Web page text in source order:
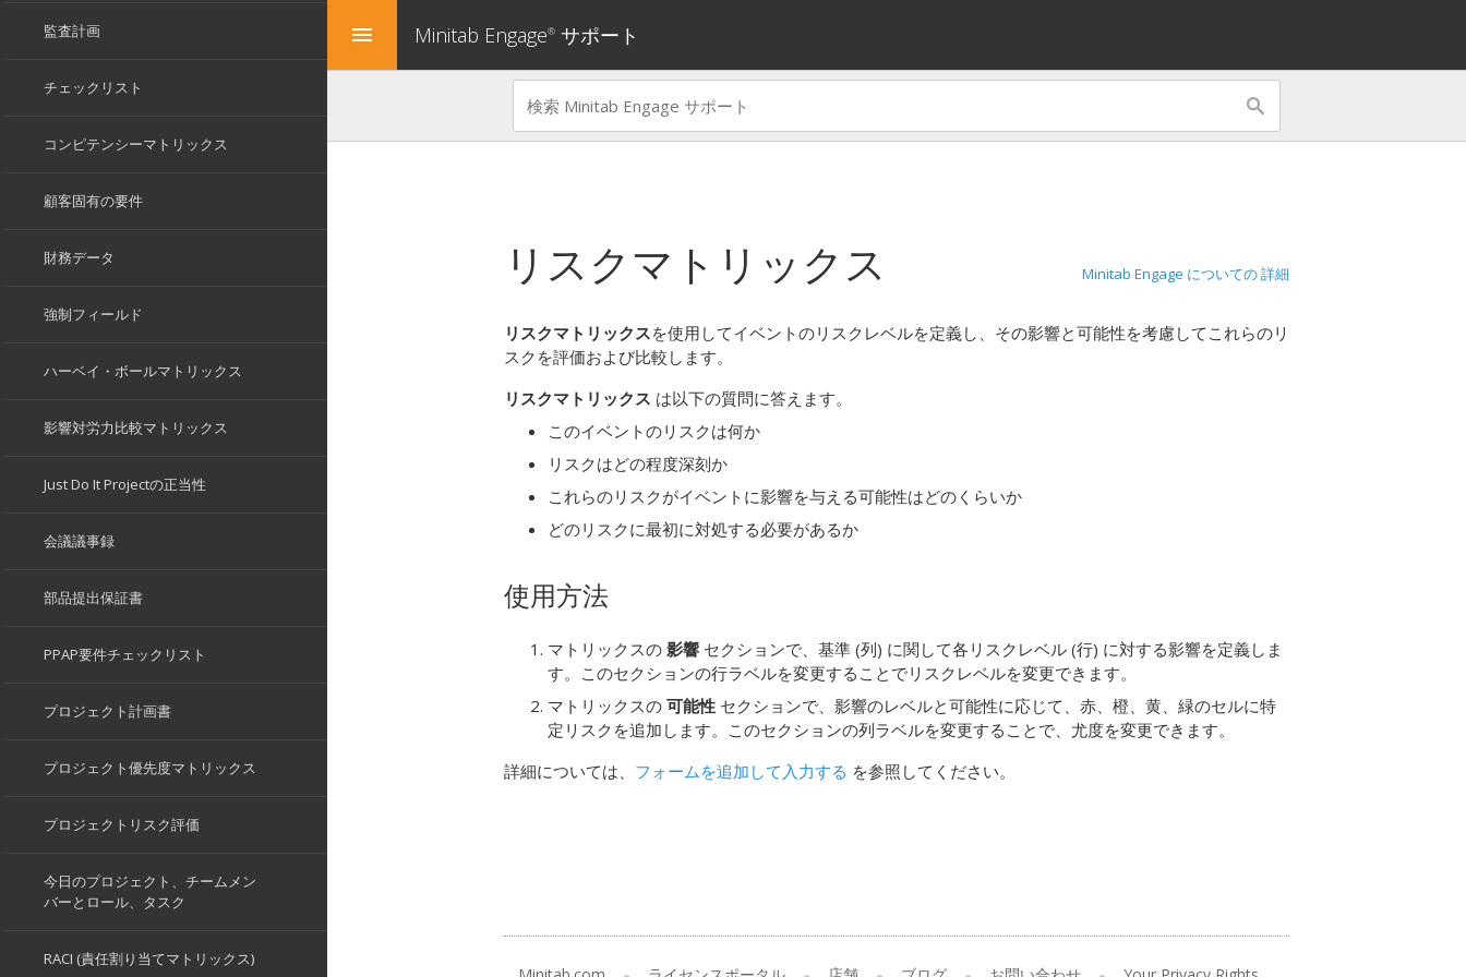
menu Minitab Engage® サポート
リスクマトリックス Minitab Engage についての 詳細
リスクマトリックスを使用してイベントのリスクレベルを定義し、その影響と可能性を考慮してこれらのリ
スクを評価および比較します。
リスクマトリックス は以下の質問に答えます。
このイベントのリスクは何か
リスクはどの程度深刻か
これらのリスクがイベントに影響を与える可能性はどのくらいか
どのリスクに最初に対処する必要があるか
使用方法
マトリックスの 影響 セクションで、基準 (列) に関して各リスクレベル (行) に対する影響を定義しま
す。このセクションの行ラベルを変更することでリスクレベルを変更できます。
マトリックスの 可能性 セクションで、影響のレベルと可能性に応じて、赤、橙、黄、緑のセルに特
定リスクを追加します。このセクションの列ラベルを変更することで、尤度を変更できます。
詳細については、 フォームを追加して入力する を参照してください。